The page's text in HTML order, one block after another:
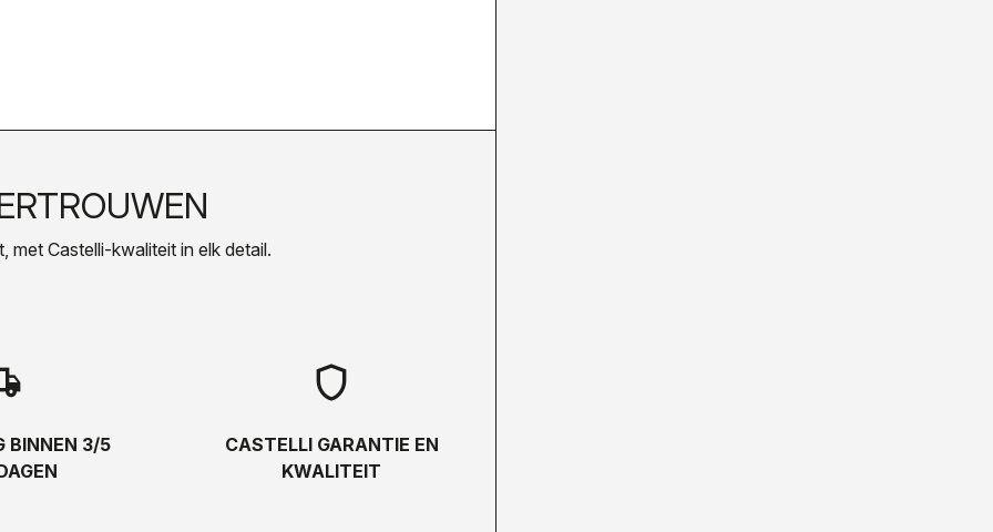
met Castelli-kwaliteit in elk detail.
BINNEN 3/5
shield
CASTELLI GARANTIE EN
KWALITEIT